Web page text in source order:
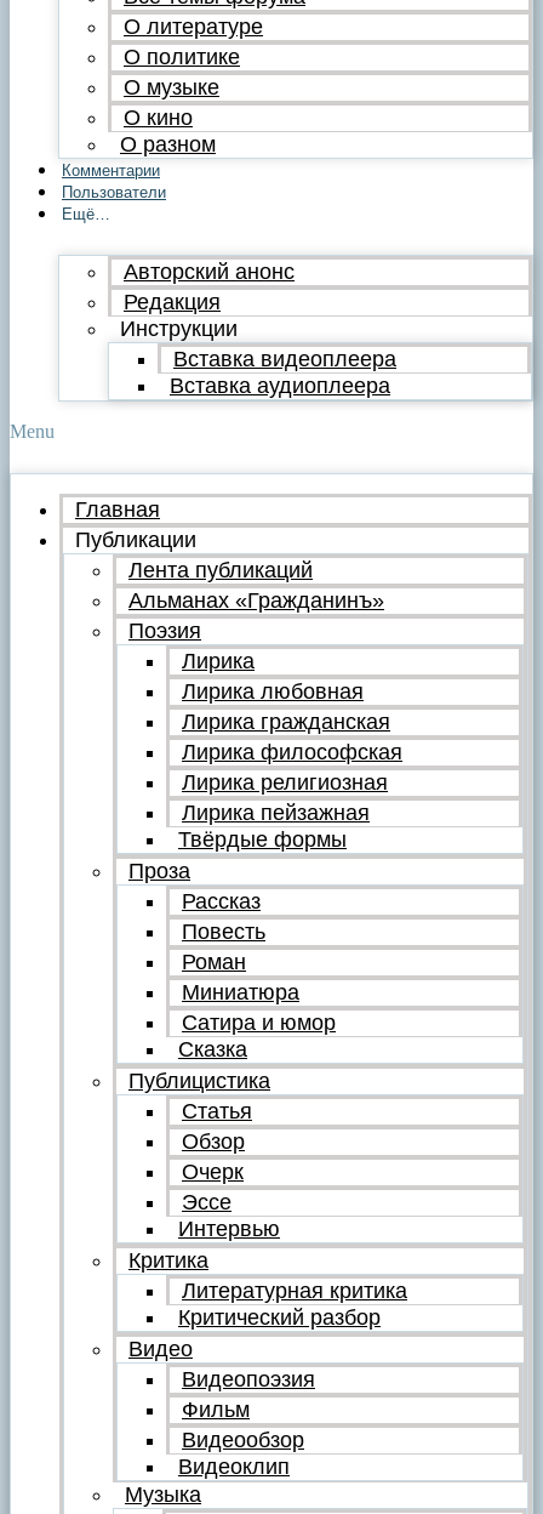
О литературе
О политике
О музыке
О кино
О разном
Комментарии
Пользователи
Ещё…
Авторский анонс
Редакция
Инструкции
Вставка видеоплеера
Вставка аудиоплеера
Menu
Главная
Публикации
Лента публикаций
Альманах «Гражданинъ»
Поэзия
Лирика
Лирика любовная
Лирика гражданская
Лирика философская
Лирика религиозная
Лирика пейзажная
Твёрдые формы
Проза
Рассказ
Повесть
Роман
Миниатюра
Сатира и юмор
Сказка
Публицистика
Статья
Обзор
Очерк
Эссе
Интервью
Критика
Литературная критика
Критический разбор
Видео
Видеопоэзия
Фильм
Видеообзор
Видеоклип
Музыка